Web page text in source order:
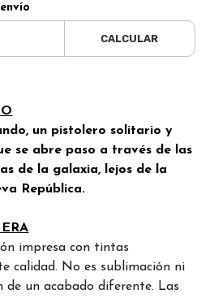
CALCULAR
un pistolero solitario y
se abre paso a través de las
de la galaxia, lejos de la
República.
impresa con tintas
calidad. No es sublimación ni
de un acabado diferente. Las